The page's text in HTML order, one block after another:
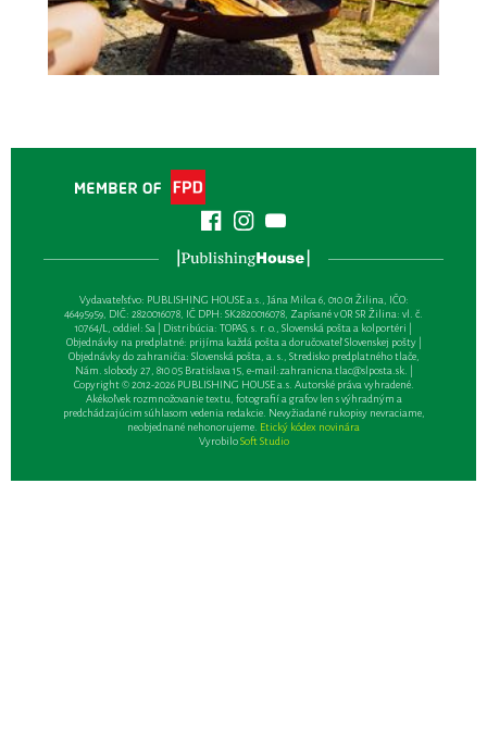
Vydavateľsťvo: PUBLISHING HOUSE a.s., Jána Milca 6, 010 01 Žilina, IČO:
46495959, DIČ: 2820016078, IČ DPH: SK2820016078, Zapísané v OR SR Žilina: vl. č.
10764/L, oddiel: Sa | Distribúcia: TOPAS, s. r. o., Slovenská pošta a kolportéri |
Objednávky na predplatné: prijíma každá pošta a doručovateľ Slovenskej pošty |
Objednávky do zahraničia: Slovenská pošta, a. s., Stredisko predplatného tlače,
Nám. slobody 27, 810 05 Bratislava 15, e-mail:zahranicna.tlac@slposta.sk. |
Copyright © 2012-2026 PUBLISHING HOUSE a.s. Autorské práva vyhradené.
Akékoľvek rozmnožovanie textu, fotografií a grafov len s výhradným a
predchádzajúcim súhlasom vedenia redakcie. Nevyžiadané rukopisy nevraciame,
neobjednané nehonorujeme. Etický kódex novinára
VyrobiloSoft Studio